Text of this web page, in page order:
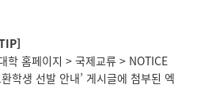
학 홈페이지 > 국제교류 > NOTICE
학생 선발 안내’ 게시글에 첨부된 엑